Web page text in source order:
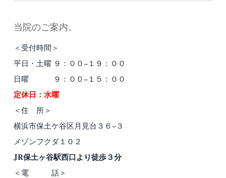
当院のご案内。
＜受付時間＞
平日・土曜 ９：００−１９：００
日曜 ９：００−１５：００
定休日：水曜
＜住 所＞
横浜市保土ケ谷区月見台３６−３
メゾンフクダ１０２
JR保土ヶ谷駅西口より徒歩３分
＜電 話＞